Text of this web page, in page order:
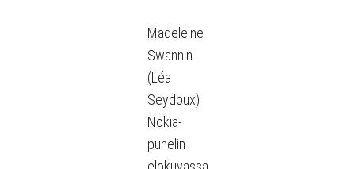
Madeleine
Swannin
(Léa
Seydoux)
Nokia-
puhelin